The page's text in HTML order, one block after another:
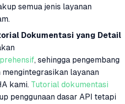
semua jenis layanan
Dokumentasi yang Detail
, sehingga pengembang
mengintegrasikan layanan
kami. Tutorial dokumentasi
penggunaan dasar API tetapi